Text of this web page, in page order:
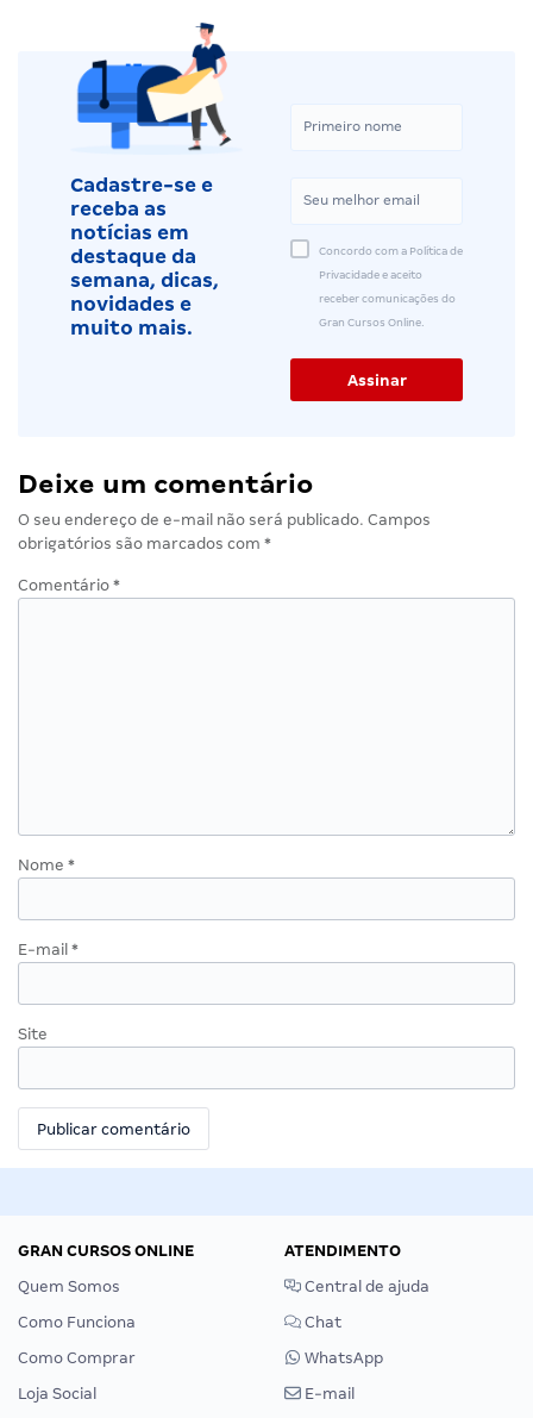
Cadastre-se e
receba as
notícias em
destaque da
semana, dicas,
novidades e
muito mais.
Concordo com a Política de
Privacidade e aceito
receber comunicações do
Gran Cursos Online.
Deixe um comentário
O seu endereço de e-mail não será publicado. Campos
obrigatórios são marcados com *
Comentário *
Nome *
E-mail *
Site
GRAN CURSOS ONLINE
Quem Somos
Como Funciona
Como Comprar
Loja Social
ATENDIMENTO
Central de ajuda
Chat
WhatsApp
E-mail